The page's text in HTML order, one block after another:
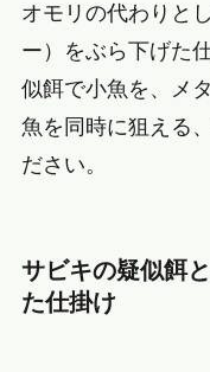
オモリの代わりと
ー）をぶら下げた
似餌で小魚を、メ
魚を同時に狙える
ださい。
サビキの疑似餌
た仕掛け